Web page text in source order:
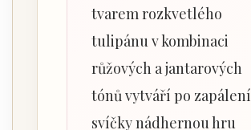
tvarem rozkvetlého
tulipánu v kombinaci
růžových a jantarových
tónů vytváří po zapálení
svíčky nádhernou hru